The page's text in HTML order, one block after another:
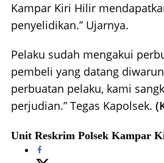
Kampar Kiri Hilir
penyelidikan.” Ujarnya.
Pelaku sudah mengakui
pembeli yang datang
perbuatan pelaku, kami
perjudian.” Tegas Kapolsek.
Unit Reskrim Polsek Kampar